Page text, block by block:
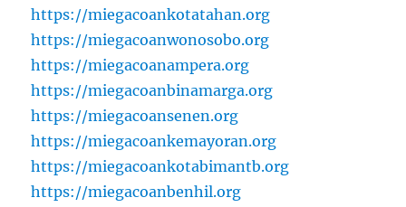
https://miegacoankotatahan.org
https://miegacoanwonosobo.org
https://miegacoanampera.org
https://miegacoanbinamarga.org
https://miegacoansenen.org
https://miegacoankemayoran.org
https://miegacoankotabimantb.org
https://miegacoanbenhil.org